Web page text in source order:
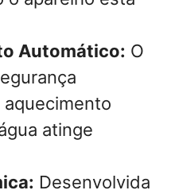
Automático: O
atinge
Desenvolvida